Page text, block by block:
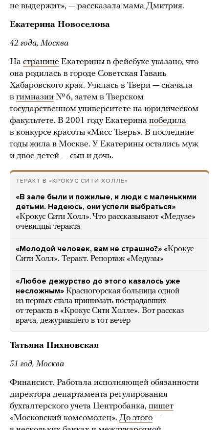
не выдержит», — рассказала мама Дмитрия.
Екатерина Новоселова
42 года, Москва
На странице Екатерины в фейсбуке указано, что
она родилась в городе Советская Гавань
Хабаровского края. Училась в Твери — сначала
в гимназии № 6, затем в Тверском
государственном университете на юридическом
факультете. В 2001 году Екатерина победила
в конкурсе красоты «Мисс Тверь». В последние
годы жила в Москве. У Екатерины остались муж
и двое детей — сын и дочь.
ТЕРАКТ В «КРОКУС СИТИ ХОЛЛЕ»
«В зале были и пожилые, и люди с маленькими
детьми. Надеюсь, они успели выбраться»
«Крокус Сити Холл». Что рассказывают «Медузе»
очевидцы теракта
«Молодой человек, вам не страшно?» «Крокус
Сити Холл». Теракт. Репортаж «Медузы»
«Любое дежурство до этого казалось уже
несложным» Красногорская больница одной
из первых стала принимать пострадавших
от теракта в «Крокус Сити Холле». Вот рассказ
врача, дежурившего в тот вечер
Татьяна Пихновская
51 год, Москва
Финансист. Работала исполняющей обязанности
директора департамента регулирования
бухгалтерского учета Центробанка, пишет
«Московский комсомолец». До этого —